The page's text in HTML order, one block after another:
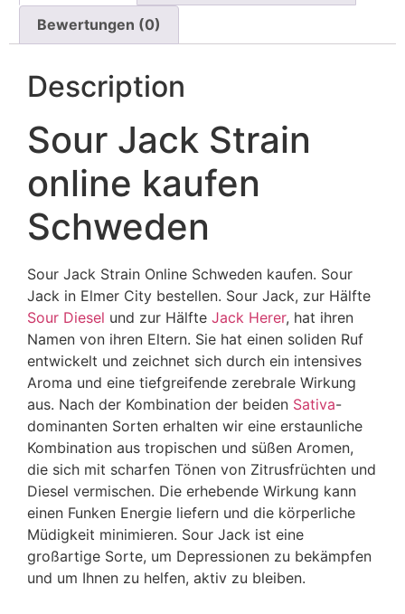
Bewertungen (0)
Description
Sour Jack Strain
online kaufen
Schweden
Sour Jack Strain Online Schweden kaufen. Sour
Jack in Elmer City bestellen. Sour Jack, zur Hälfte
Sour Diesel und zur Hälfte Jack Herer, hat ihren
Namen von ihren Eltern. Sie hat einen soliden Ruf
entwickelt und zeichnet sich durch ein intensives
Aroma und eine tiefgreifende zerebrale Wirkung
aus. Nach der Kombination der beiden Sativa-
dominanten Sorten erhalten wir eine erstaunliche
Kombination aus tropischen und süßen Aromen,
die sich mit scharfen Tönen von Zitrusfrüchten und
Diesel vermischen. Die erhebende Wirkung kann
einen Funken Energie liefern und die körperliche
Müdigkeit minimieren. Sour Jack ist eine
großartige Sorte, um Depressionen zu bekämpfen
und um Ihnen zu helfen, aktiv zu bleiben.